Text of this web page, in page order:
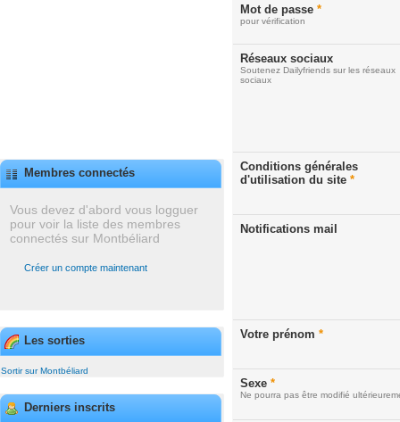
Membres connectés
Vous devez d'abord vous logguer
pour voir la liste des membres
connectés sur Montbéliard
Créer un compte maintenant
Les sorties
Sortir sur Montbéliard
Derniers inscrits
Mot de passe *
pour vérification
Réseaux sociaux
Soutenez Dailyfriends sur les réseaux
sociaux
Conditions générales
d'utilisation du site *
Notifications mail
Votre prénom *
Sexe *
Ne pourra pas être modifié